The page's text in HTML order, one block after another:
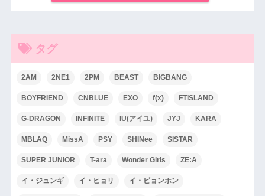
タグ
2AM 2NE1 2PM BEAST BIGBANG
BOYFRIEND CNBLUE EXO f(x) FTISLAND
G-DRAGON INFINITE IU(アイユ) JYJ KARA
MBLAQ MissA PSY SHINee SISTAR
SUPER JUNIOR T-ara Wonder Girls ZE:A
イ・ジュンギ イ・ヒョリ イ・ビョンホン